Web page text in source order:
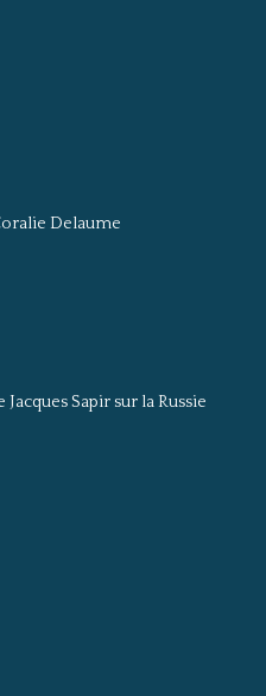
Delaume
Sapir sur la Russie